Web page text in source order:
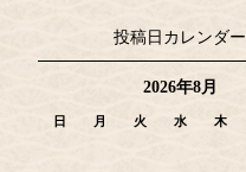
投稿日カレンダー
2026年8月
日 月 火 水 木